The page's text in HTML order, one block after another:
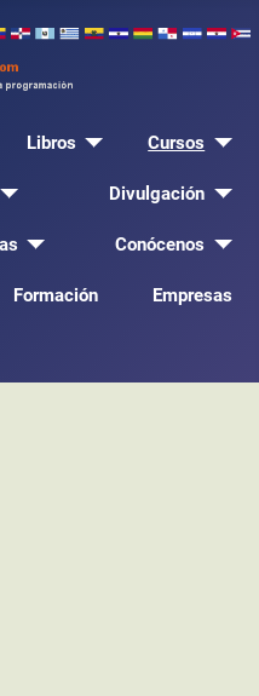
Libros Cursos
Divulgación
Conócenos
Formación Empresas